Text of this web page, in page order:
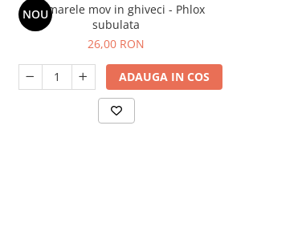
NOU
Brumarele mov in ghiveci - Phlox
subulata
26,00 RON
ADAUGA IN COS